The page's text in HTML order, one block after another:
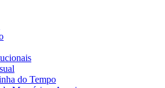
do Tempo